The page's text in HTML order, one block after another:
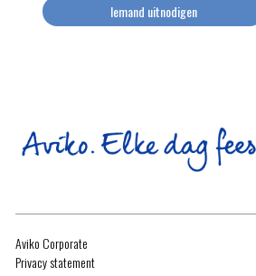
Iemand uitnodigen
Aviko Corporate
Privacy statement